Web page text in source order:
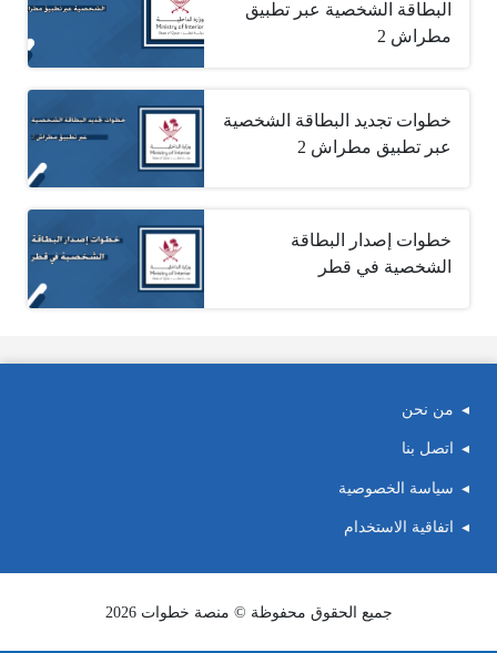
البطاقة الشخصية عبر تطبيق
مطراش 2
خطوات تجديد البطاقة الشخصية
عبر تطبيق مطراش 2
خطوات إصدار البطاقة
الشخصية في قطر
من نحن
اتصل بنا
سياسة الخصوصية
اتفاقية الاستخدام
جميع الحقوق محفوظة © منصة خطوات 2026